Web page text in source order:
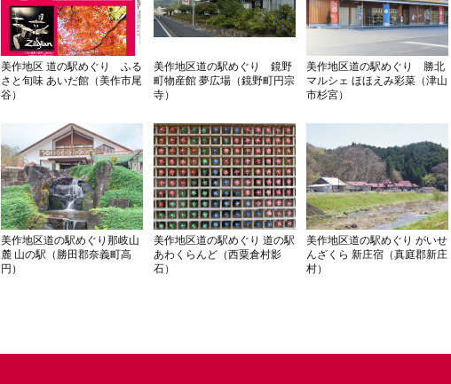
美作地区 道の駅めぐり ふる
さと旬味 あいだ館（美作市尾
谷）
美作地区道の駅めぐり 鏡野
町物産館 夢広場（鏡野町円宗
寺）
美作地区道の駅めぐり 勝北
マルシェ ほほえみ彩菜（津山
市杉宮）
美作地区道の駅めぐり那岐山
麓 山の駅（勝田郡奈義町高
円）
美作地区道の駅めぐり 道の駅
あわくらんど（西粟倉村影
石）
美作地区道の駅めぐり がいせ
んざくら 新庄宿（真庭郡新庄
村）